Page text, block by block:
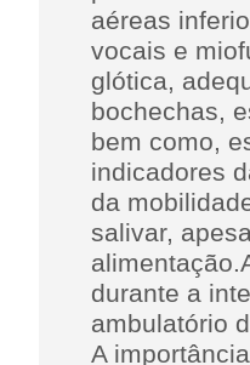
aéreas
vocais e
glótica,
bochechas,
bem como,
indicadores
da
salivar,
durante a
ambulatório
A